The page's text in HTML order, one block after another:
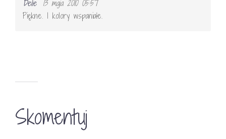
Delie
13 maja 2010 05:57
Piękne. I kolory wspaniałe.
Skomentuj